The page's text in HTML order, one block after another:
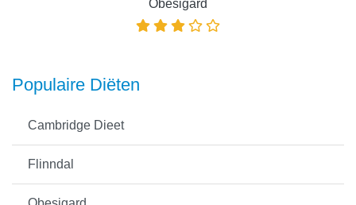
Obesigard
Populaire Diëten
Cambridge Dieet
Flinndal